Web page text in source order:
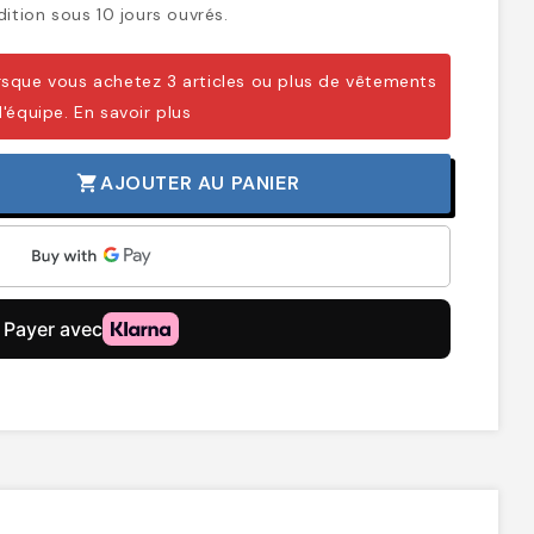
sous 10 jours ouvrés.
vous achetez 3 articles ou plus de vêtements
En savoir plus
shopping_cartAJOUTER AU PANIER